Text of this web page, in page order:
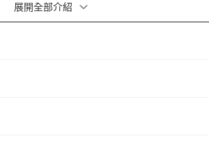
展開全部介紹